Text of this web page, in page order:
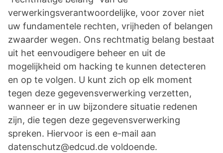
verwerkingsverantwoordelijke, voor zover niet
uw fundamentele rechten, vrijheden of belangen
zwaarder wegen. Ons rechtmatig belang bestaat
uit het eenvoudigere beheer en uit de
mogelijkheid om hacking te kunnen detecteren
en op te volgen. U kunt zich op elk moment
tegen deze gegevensverwerking verzetten,
wanneer er in uw bijzondere situatie redenen
zijn, die tegen deze gegevensverwerking
spreken. Hiervoor is een e-mail aan
datenschutz@edcud.de voldoende.